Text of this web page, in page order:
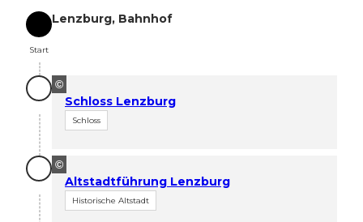
Start
Start
Lenzburg, Bahnhof
©
Schloss Lenzburg
Schloss
©
Altstadtführung Lenzburg
Historische Altstadt